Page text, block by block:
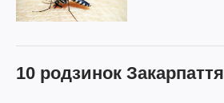
10 родзинок Закарпаття